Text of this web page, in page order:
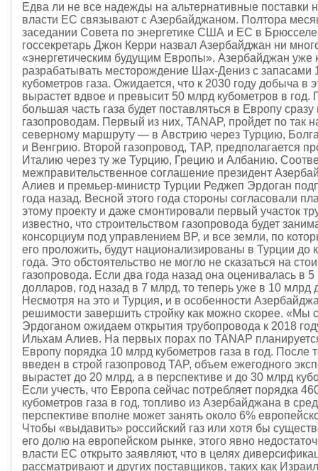
Едва ли не все надежды на альтернативные поставки
власти ЕС связывают с Азербайджаном. Полтора
заседании Совета по энергетике США и ЕС в
госсекретарь Джон Керри назвал Азербайджан ни
«энергетическим будущим Европы». Азербайджан уже
разрабатывать месторождение Шах-Дениз с запасами
кубометров газа. Ожидается, что к 2030 году добыча в
вырастет вдвое и превысит 50 млрд кубометров в год.
большая часть газа будет поставляться в Европу
газопроводам. Первый из них, TANAP, пройдет по так
северному маршруту — в Австрию через Турцию,
и Венгрию. Второй газопровод, TAP, предполагается
Италию через ту же Турцию, Грецию и Албанию.
межправительственное соглашение президент
Алиев и премьер-министр Турции Реджеп Эрдоган
года назад. Весной этого года стороны согласовали
этому проекту и даже смонтировали первый участок
известно, что строительством газопровода будет
консорциум под управлением BP, и все земли, по
его проложить, будут национализированы в Турции до
года. Это обстоятельство не могло не сказаться на
газопровода. Если два года назад она оценивалась в
долларов, год назад в 7 млрд, то теперь уже в 10 млрд
Несмотря на это и Турция, и в особенности
решимости завершить стройку как можно скорее. «Мы
Эрдоганом ожидаем открытия трубопровода к 2018
Ильхам Алиев. На первых порах по TANAP
Европу порядка 10 млрд кубометров газа в год. После
введен в строй газопровод TAP, объем ежегодного
вырастет до 20 млрд, а в перспективе и до 30 млрд
Если учесть, что Европа сейчас потребляет порядка
кубометров газа в год, топливо из Азербайджана в
перспективе вполне может занять около 6%
Чтобы «выдавить» российский газ или хотя бы
его долю на европейском рынке, этого явно
власти ЕС открыто заявляют, что в целях
рассматривают и других поставщиков, таких как